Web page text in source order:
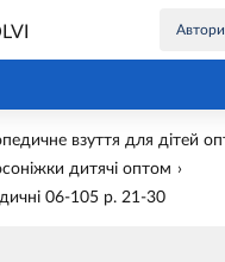
взуття для дітей
дитячі оптом
06-105 р. 21-30